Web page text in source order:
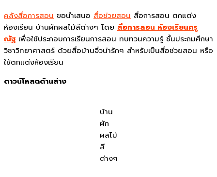
คลังสื่อการสอน ขอนำเสนอ สื่อช่วยสอน สื่อการสอน ตกแต่ง
ห้องเรียน บ้านผักผลไม้สีต่างๆ โดย สื่อการสอน ห้องเรียนครู
ณัฐเพื่อใช้ประกอบการเรียนการสอน ทบทวนความรู้ ชั้นประถมศึกษา
วิชาวิทยาศาสตร์ ด้วยสื่อบ้านจิ๋วน่ารักๆ สำหรับเป็นสื่อช่วยสอน หรือ
ใช้ตกแต่งห้องเรียน
ดาวน์โหลดด้านล่าง
บ้าน
ผัก
ผลไม้
สี
ต่างๆ